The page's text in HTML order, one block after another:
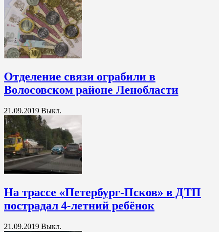
Отделение связи ограбили в
Волосовском районе Ленобласти
21.09.2019 Выкл.
На трассе «Петербург-Псков» в ДТП
пострадал 4-летний ребёнок
21.09.2019 Выкл.